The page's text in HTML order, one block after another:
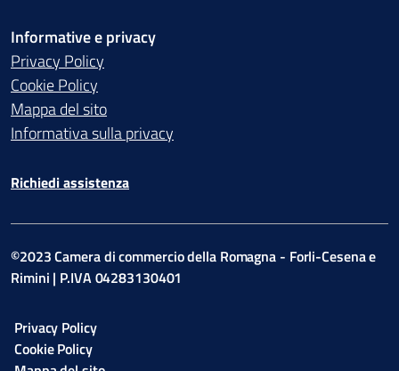
Informative e privacy
Privacy Policy
Cookie Policy
Mappa del sito
Informativa sulla privacy
Richiedi assistenza
©2023 Camera di commercio della Romagna - Forli-Cesena e
Rimini | P.IVA 04283130401
Privacy Policy
Cookie Policy